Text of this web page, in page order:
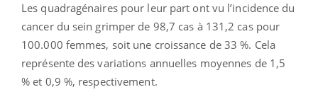
Les quadragénaires pour leur part ont vu l’incidence du
cancer du sein grimper de 98,7 cas à 131,2 cas pour
100.000 femmes, soit une croissance de 33 %. Cela
représente des variations annuelles moyennes de 1,5
% et 0,9 %, respectivement.